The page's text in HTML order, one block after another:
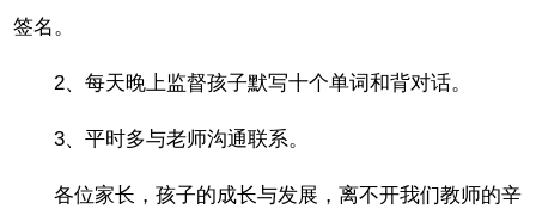
签名。
2、每天晚上监督孩子默写十个单词和背对话。
3、平时多与老师沟通联系。
各位家长，孩子的成长与发展，离不开我们教师的辛